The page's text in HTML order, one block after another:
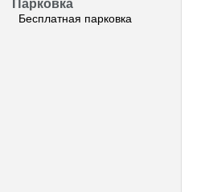
Парковка
Бесплатная парковка